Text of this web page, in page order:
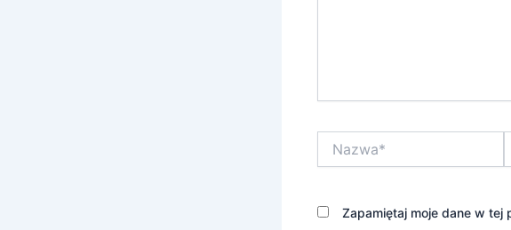
Zapamiętaj moje dane w tej